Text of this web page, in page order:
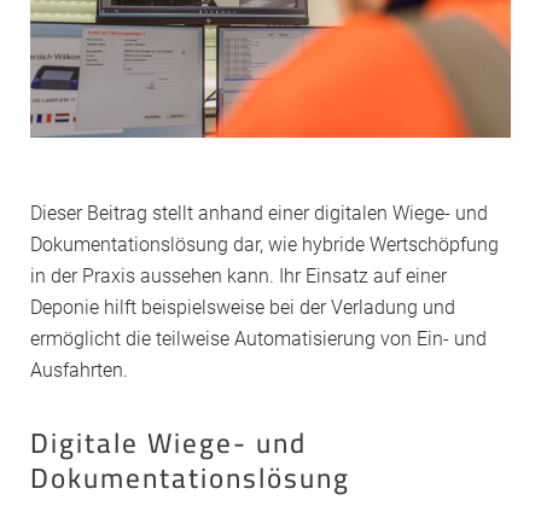
Dieser Beitrag stellt anhand einer digitalen Wiege- und
Dokumentationslösung dar, wie hybride Wertschöpfung
in der Praxis aussehen kann. Ihr Einsatz auf einer
Deponie hilft beispielsweise bei der Verladung und
ermöglicht die teilweise Automatisierung von Ein- und
Ausfahrten.
Digitale Wiege- und
Dokumentationslösung